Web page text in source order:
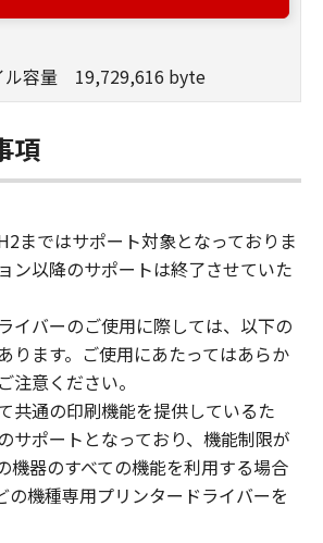
for the use with Products
Products (the "Designated
other users of other
the SOFTWARE, provided
assure that all such users shall
of this Agreement and
to restrictions and
by you hereunder.
one copy of the SOFTWARE
up purpose.
the SOFTWARE except as
or permitted herein, and
sublicense, sell, rent, lease,
transfer to any third party the
ル容量 19,729,616 byte
項
まではサポート対象となっておりま
ン以降のサポートは終了させていた
イバーのご使用に際しては、以下の
ります。ご使用にあたってはあらか
注意ください。
共通の印刷機能を提供しているた
サポートとなっており、機能制限が
機器のすべての機能を利用する場合
の機種専用プリンタードライバーを